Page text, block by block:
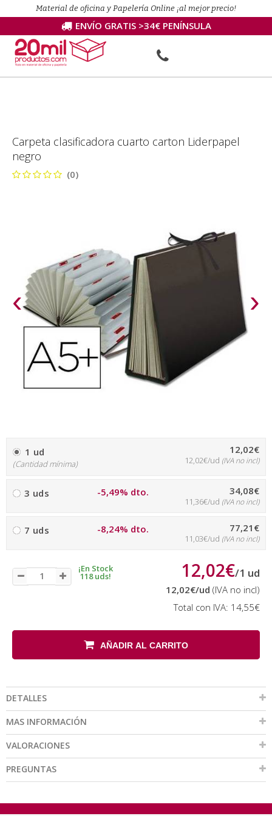
Material de oficina y Papelería Online ¡al mejor precio!
ENVÍO GRATIS >34€ PENÍNSULA
Carpeta clasificadora cuarto carton Liderpapel
negro
(0)
‹ ›
1 ud
(Cantidad mínima)
12,02€
12,02€/ud (IVA no incl)
3 uds -5,49% dto. 34,08€
11,36€/ud (IVA no incl)
7 uds -8,24% dto. 77,21€
11,03€/ud (IVA no incl)
¡En Stock
118 uds! 12,02€/1 ud
12,02€/ud (IVA no incl)
Total con IVA: 14,55€
AÑADIR AL CARRITO
DETALLES
MAS INFORMACIÓN
VALORACIONES
PREGUNTAS